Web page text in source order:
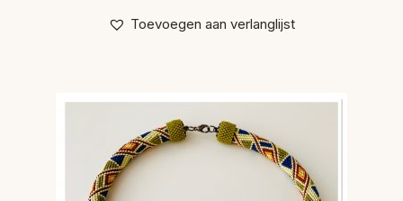
Toevoegen aan verlanglijst